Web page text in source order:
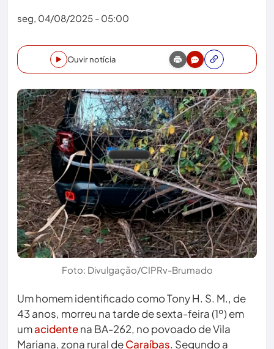
seg, 04/08/2025 - 05:00
Ouvir notícia
Foto: Divulgação/CIPRv-Brumado
Um homem identificado como Tony H. S. M., de
43 anos, morreu na tarde de sexta-feira (1º) em
umacidentena BA-262, no povoado de Vila
Mariana, zona rural deCaraíbas. Segundo a